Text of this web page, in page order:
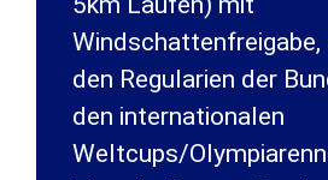
Windschattenfreigabe,
den Regularien der
den internationalen
Weltcups/